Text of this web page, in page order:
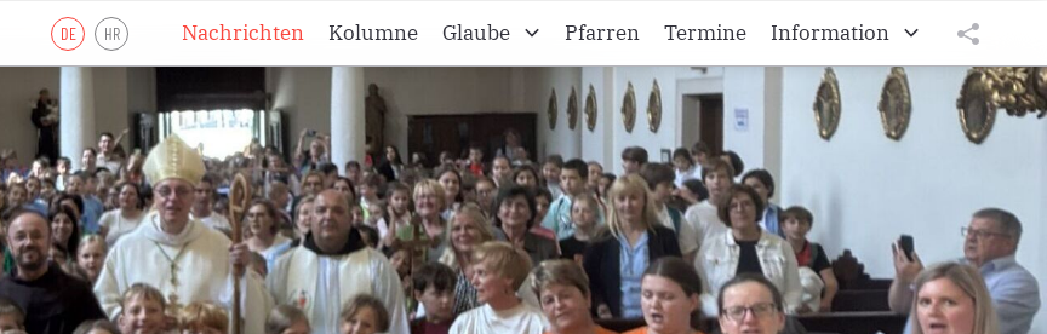
DE HR Nachrichten Kolumne
Glaube
Lesejahr A
Lesejahr B
Lesejahr C
Andachten
Meditationen
Pfarren Termine
Information
Kroatisches Vikariat
Die burgenländischen Kroaten
Diözese Eisenstadt
Impressum
Datenschutz
tweet
teilen